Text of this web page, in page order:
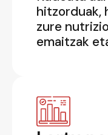
hitzorduak,
zure
emaitzak